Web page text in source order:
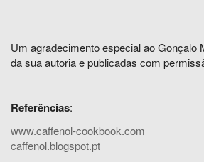
Um agradecimento especial ao Gonçalo
da sua autoria e publicadas com
Referências:
www.caffenol-cookbook.com
caffenol.blogspot.pt